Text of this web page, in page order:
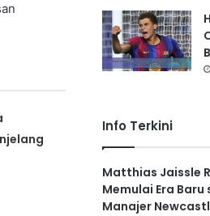
Info Terkini
Matthias Jaissle
Memulai Era
Manajer